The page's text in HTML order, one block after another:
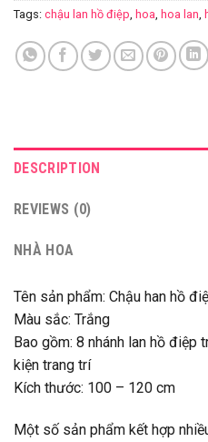
Tags: chậu lan hồ điệp, hoa, hoa lan,
DESCRIPTION
REVIEWS (0)
NHÀ HOA
Tên sản phẩm: Chậu han hồ
Màu sắc: Trắng
Bao gồm: 8 nhánh lan hồ điệp
kiện trang trí
Kích thước: 100 – 120 cm
Một số sản phẩm kết hợp